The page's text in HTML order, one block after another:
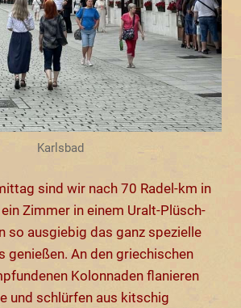
Karlsbad
sind wir nach 70 Radel-km in
Zimmer in einem Uralt-Plüsch-
so ausgiebig das ganz spezielle
genießen. An den griechischen
Kolonnaden flanieren
und schlürfen aus kitschig